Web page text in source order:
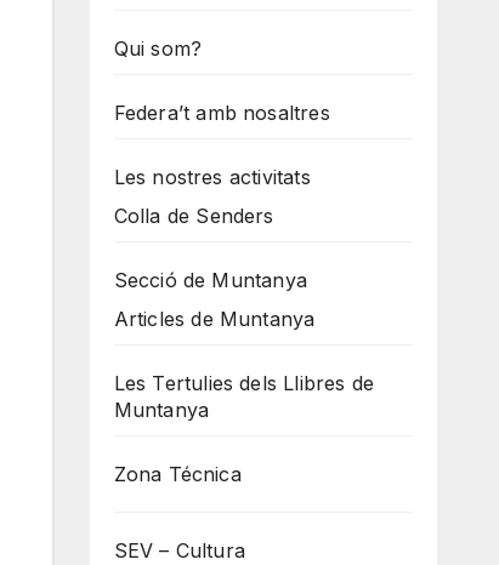
Qui som?
Federa’t amb nosaltres
Les nostres activitats
Colla de Senders
Secció de Muntanya
Articles de Muntanya
Les Tertulies dels Llibres de
Muntanya
Zona Técnica
SEV – Cultura